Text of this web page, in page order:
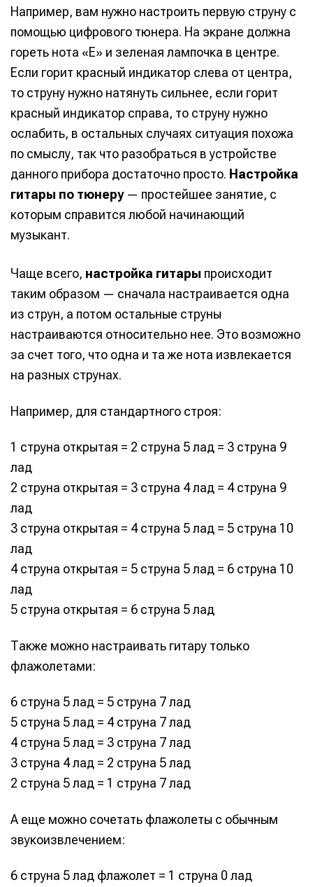
Например, вам нужно настроить первую струну с
помощью цифрового тюнера. На экране должна
гореть нота «E» и зеленая лампочка в центре.
Если горит красный индикатор слева от центра,
то струну нужно натянуть сильнее, если горит
красный индикатор справа, то струну нужно
ослабить, в остальных случаях ситуация похожа
по смыслу, так что разобраться в устройстве
данного прибора достаточно просто. Настройка
гитары по тюнеру— простейшее занятие, с
которым справится любой начинающий
музыкант.
Чаще всего, настройка гитары происходит
таким образом — сначала настраивается одна
из струн, а потом остальные струны
настраиваются относительно нее. Это возможно
за счет того, что одна и та же нота извлекается
на разных струнах.
Например, для стандартного строя:
1 струна открытая = 2 струна 5 лад = 3 струна 9
лад
2 струна открытая = 3 струна 4 лад = 4 струна 9
лад
3 струна открытая = 4 струна 5 лад = 5 струна 10
лад
4 струна открытая = 5 струна 5 лад = 6 струна 10
лад
5 струна открытая = 6 струна 5 лад
Также можно настраивать гитару только
флажолетами:
6 струна 5 лад = 5 струна 7 лад
5 струна 5 лад = 4 струна 7 лад
4 струна 5 лад = 3 струна 7 лад
3 струна 4 лад = 2 струна 5 лад
2 струна 5 лад = 1 струна 7 лад
А еще можно сочетать флажолеты с обычным
звукоизвлечением:
6 струна 5 лад флажолет = 1 струна 0 лад